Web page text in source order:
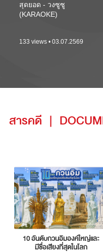
สุดยอด - วงซูซู
(KARAOKE)
133 views • 03.07.2569
สารคดี |
10 อันดับกวนอิมองค์ใหญ่และ
มีชื่อเสียงที่สุดในโลก